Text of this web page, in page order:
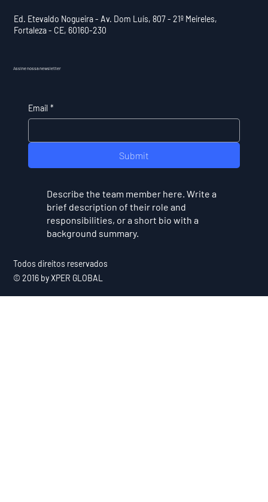
Ed. Etevaldo Nogueira - Av. Dom Luís, 807 - 21º Meireles,
Fortaleza - CE, 60160-230
Assine nossa newsletter
Email *
Submit
Describe the team member here. Write a
brief description of their role and
responsibilities, or a short bio with a
background summary.
Todos direitos reservados
© 2016 by XPER GLOBAL